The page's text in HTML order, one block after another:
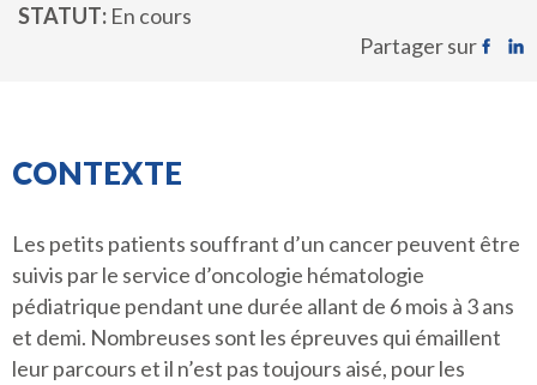
STATUT En cours
Partager sur
CONTEXTE
Les petits patients souffrant d’un cancer peuvent être
suivis par le service d’oncologie hématologie
pédiatrique pendant une durée allant de 6 mois à 3 ans
et demi. Nombreuses sont les épreuves qui émaillent
leur parcours et il n’est pas toujours aisé, pour les